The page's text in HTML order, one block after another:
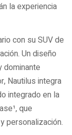
la experiencia
con su SUV de
Un diseño
dominante
Nautilus integra
integrado en la
que
personalización.